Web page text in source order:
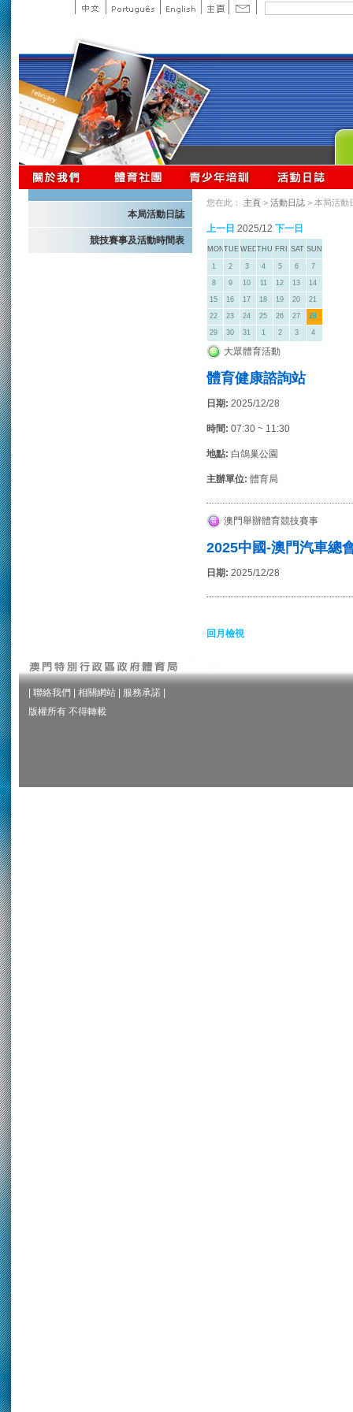
本局活動日誌
競技賽事及活動時間表
您在此： 主頁 > 活動日誌 > 本局活動
上一日 2025/12 下一日
MONTUE WEDTHU FRI SAT SUN
1 2 3 4 5 6 7
8 9 10 11 12 13 14
15 16 17 18 19 20 21
22 23 24 25 26 27 28
29 30 31 1 2 3 4
大眾體育活動
體育健康諮詢站
日期: 2025/12/28
時間: 07:30 ~ 11:30
地點: 白鴿巢公園
主辦單位: 體育局
澳門舉辦體育競技賽事
2025中國-澳門汽車總
日期: 2025/12/28
回月檢視
聯絡我們 相關網站 服務承諾
版權所有 不得轉載